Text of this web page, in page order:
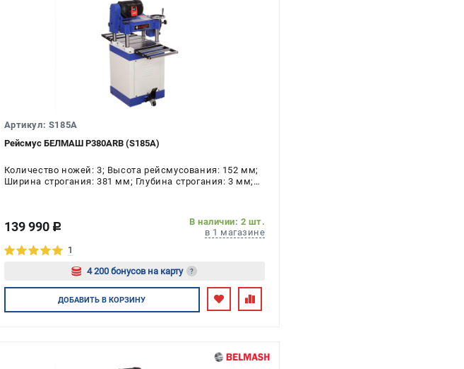
Артикул: S185A
Рейсмус БЕЛМАШ P380АRB (S185A)
Количество ножей: 3; Высота рейсмусования: 152 мм;
Ширина строгания: 381 мм; Глубина строгания: 3 мм;
139 990 c
В наличии: 2 шт.
в 1 магазине
1
4 200 бонусов на карту
?
Авторизуйтесь
ДОБАВИТЬ В КОРЗИНУ